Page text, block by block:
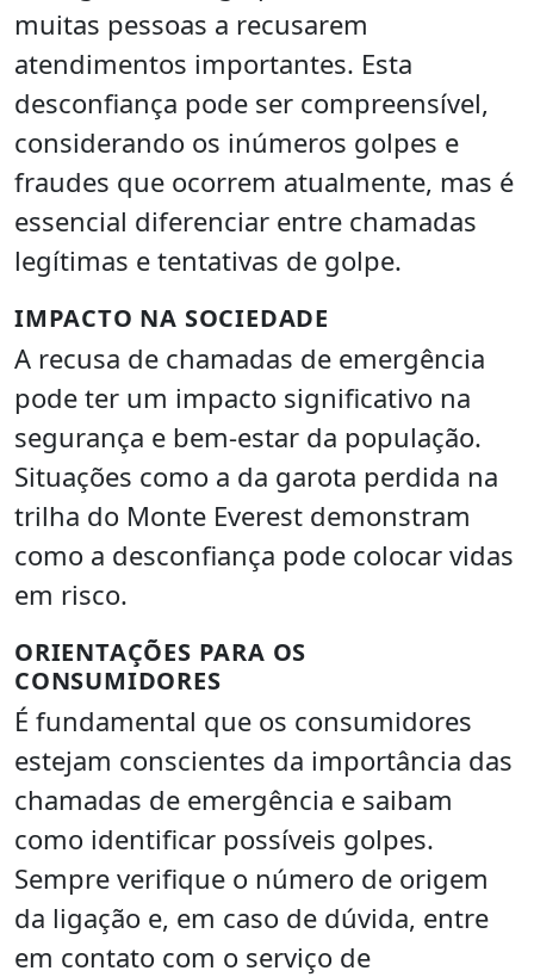
muitas pessoas a recusarem
atendimentos importantes. Esta
desconfiança pode ser compreensível,
considerando os inúmeros golpes e
fraudes que ocorrem atualmente, mas é
essencial diferenciar entre chamadas
legítimas e tentativas de golpe.
IMPACTO NA SOCIEDADE
A recusa de chamadas de emergência
pode ter um impacto significativo na
segurança e bem-estar da população.
Situações como a da garota perdida na
trilha do Monte Everest demonstram
como a desconfiança pode colocar vidas
em risco.
ORIENTAÇÕES PARA OS
CONSUMIDORES
É fundamental que os consumidores
estejam conscientes da importância das
chamadas de emergência e saibam
como identificar possíveis golpes.
Sempre verifique o número de origem
da ligação e, em caso de dúvida, entre
em contato com o serviço de